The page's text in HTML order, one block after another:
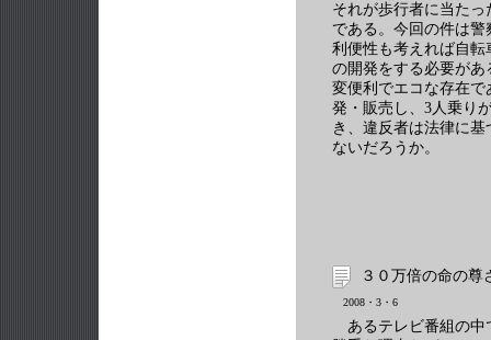
それが歩行者に当た
である。今回の件は
利便性も考えれば自
の開発をする必要が
変便利でエコな存在
発・販売し、3人乗り
き、違反者は法律に
ないだろうか。
３０万倍の命の尊
2008・3・6
あるテレビ番組の中